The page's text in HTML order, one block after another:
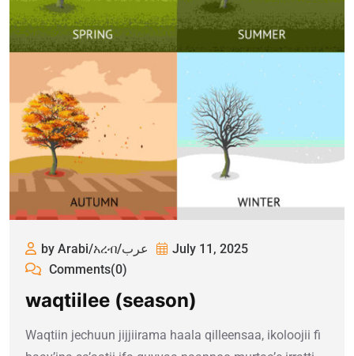
by Arabi/አረብ/عرب
July 11, 2025
Comments(0)
waqtiilee (season)
Waqtiin jechuun jijjiirama haala qilleensaa, ikoloojii fi